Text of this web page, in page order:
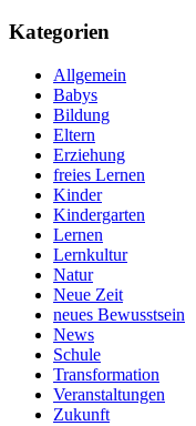
Kategorien
Allgemein
Babys
Bildung
Eltern
Erziehung
freies Lernen
Kinder
Kindergarten
Lernen
Lernkultur
Natur
Neue Zeit
neues Bewusstsein
News
Schule
Transformation
Veranstaltungen
Zukunft